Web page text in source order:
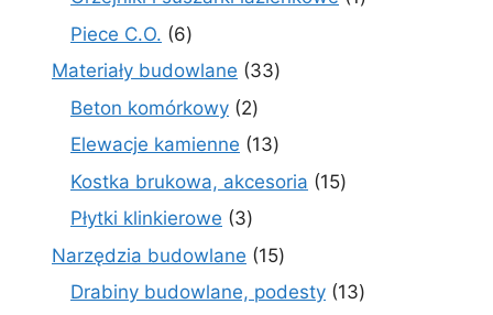
Piece C.O. 66
produktów
Materiały budowlane 3333
Beton komórkowy 22
produkty
Elewacje kamienne 1313
produktów
Kostka brukowa, akcesoria 1515
Płytki klinkierowe 33
produkty
Narzędzia budowlane 1515
produktów
Drabiny budowlane, podesty 1313